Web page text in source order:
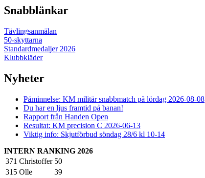
Snabblänkar
Tävlingsanmälan
50-skyttarna
Standardmedaljer 2026
Klubbkläder
Nyheter
Påminnelse: KM militär snabbmatch på lördag 2026-08-08
Du har en ljus framtid på banan!
Rapport från Handen Open
Resultat: KM precision C 2026-06-13
Viktig info: Skjutförbud söndag 28/6 kl 10-14
INTERN RANKING 2026
371 Christoffer 50
315 Olle
39